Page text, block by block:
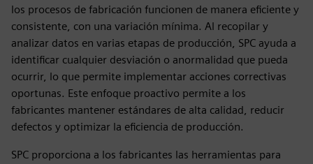
los procesos de fabricación funcionen de manera eficiente y
consistente, con una variación mínima. Al recopilar y
analizar datos en varias etapas de producción, SPC ayuda a
identificar cualquier desviación o anormalidad que pueda
ocurrir, lo que permite implementar acciones correctivas
oportunas. Este enfoque proactivo permite a los
fabricantes mantener estándares de alta calidad, reducir
defectos y optimizar la eficiencia de producción.
SPC proporciona a los fabricantes las herramientas para